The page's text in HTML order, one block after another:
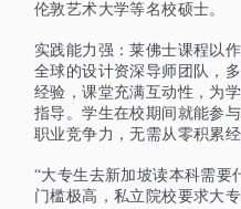
伦敦艺术大学等名校硕士。
实践能力强：莱佛士课程以
全球的设计资深导师团队，
经验，课堂充满互动性，为
指导。学生在校期间就能参
职业竞争力，无需从零积累经
“大专生去新加坡读本科需要
门槛极高，私立院校要求大